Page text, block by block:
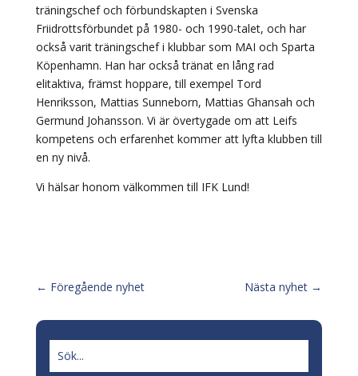
träningschef och förbundskapten i Svenska
Friidrottsförbundet på 1980- och 1990-talet, och har
också varit träningschef i klubbar som MAI och Sparta
Köpenhamn. Han har också tränat en lång rad
elitaktiva, främst hoppare, till exempel Tord
Henriksson, Mattias Sunneborn, Mattias Ghansah och
Germund Johansson. Vi är övertygade om att Leifs
kompetens och erfarenhet kommer att lyfta klubben till
en ny nivå.
Vi hälsar honom välkommen till IFK Lund!
← Föregående nyhet Nästa nyhet →